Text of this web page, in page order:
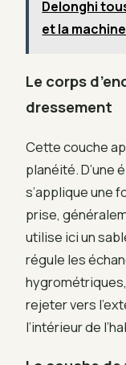
Delonghi
et la machine
Le corps
dressement
Cette couche
planéité. D’une
s’applique une
prise,
utilise ici un
régule les
rejeter vers
l’intérieur de